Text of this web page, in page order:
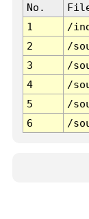
No.
1
/
2
/
3
/
4
/
5
/
6
/